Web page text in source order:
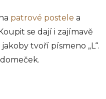
patrové postele a
se dají i zajímavě
tvoří písmeno „L“.